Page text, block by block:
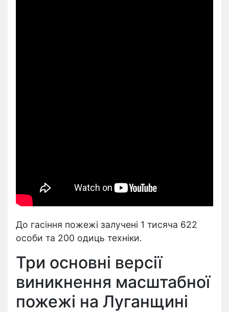
До гасіння пожежі залучені 1 тисяча 622
особи та 200 одиць техніки.
Три основні версії
виникнення масштабної
пожежі на Луганщині